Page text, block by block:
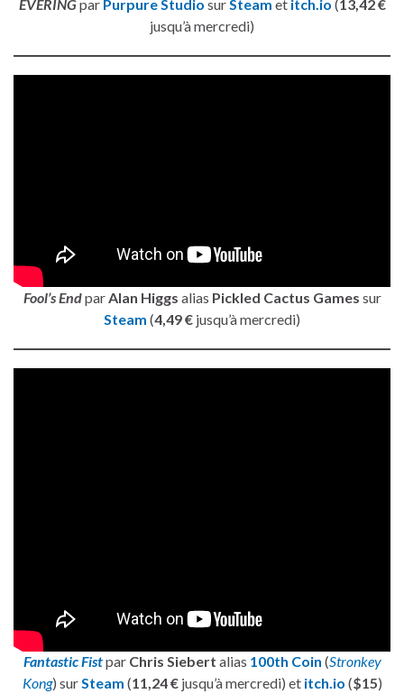
EVERINGpar Purpure Studio surSteam et itch.io (13,42 €
jusqu’à mercredi)
Fool’s EndparAlan Higgs alias Pickled Cactus Games sur
Steam (4,49 € jusqu’à mercredi)
Fantastic Fistpar Chris Siebert alias 100th Coin (Stronkey
Kong) surSteam (11,24 €jusqu’à mercredi) et itch.io ($15)